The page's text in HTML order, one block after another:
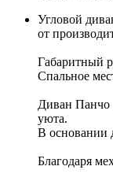
Угловой
от
Габаритный
Спальное
Диван Панчо
уюта.
В основании
Благодаря